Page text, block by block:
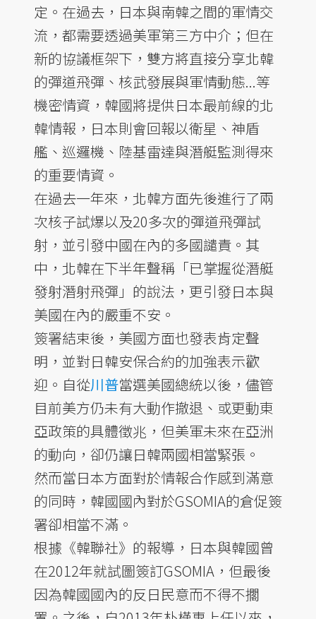
定。在過去，日本與南韓之間的軍情交
流，都需要透過美軍第三方中介；但在
新的協議框架下，雙方將直接分享北韓
的彈道飛彈、核武發展與軍情動態...等
機密情資，韓國將提供日本最前線的北
韓情報，日本則會回報以衛星、神盾
艦、巡邏機、陸基雷達與潛艇監測得來
的重要情資。
在過去一年來，北韓方面先後進行了兩
次核子試爆以及20多次的彈道飛彈試
射，並引發中國在內的多國譴責。其
中，北韓在下半年聲稱「已掌握從潛艇
發射潛射飛彈」的說法，更引發日本與
美國在內的嚴重不安。
簽署結束後，美國方面也發表肯定聲
明，並對日韓安保合約的加強表示歡
迎。自從川普當選美國總統以後，儘管
目前美方仍未有大動作撤退、或更動東
亞政策的具體徵兆，但美軍未來在亞洲
的動向，卻仍讓日韓兩國相當緊張。
然而當日本方面對於情報合作感到滿意
的同時，韓國國內對於GSOMIA的倉促簽
署卻相當不滿。
根據《韓聯社》的報導，日本與韓國曾
在2012年就試圖簽訂GSOMIA，但最後
因為韓國國內的反日民意而不得不擱